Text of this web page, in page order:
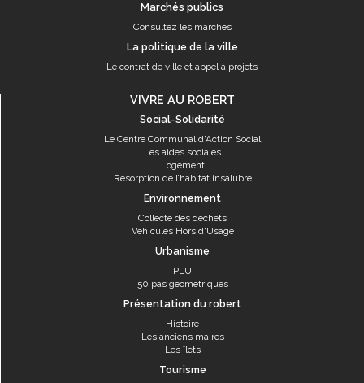
Marchés publics
Consultez les marchés
La politique de la ville
Le contrat de ville et appel à projets
VIVRE AU ROBERT
Social-Solidarité
Le Centre Communal d'Action Social
Les aides sociales
Logement
Résorption de l’habitat insalubre
Environnement
Collecte des déchets
Véhicules Hors d'Usage
Urbanisme
PLU
50 pas géométriques
Présentation du robert
Histoire
Les anciens maires
Les îlets
Tourisme